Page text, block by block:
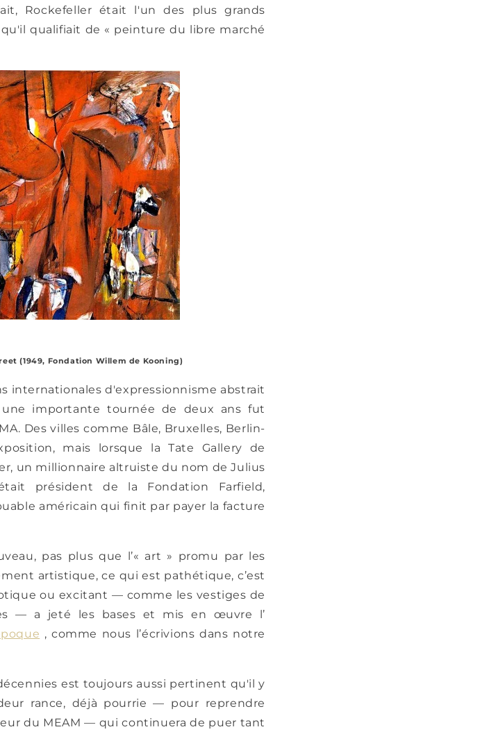
Rockefeller était l'un des plus grands
qualifiait de « peinture du libre marché
(1949, Fondation Willem de Kooning)
internationales d'expressionnisme abstrait
une importante tournée de deux ans fut
Des villes comme Bâle, Bruxelles, Berlin-
mais lorsque la Tate Gallery de
un millionnaire altruiste du nom de Julius
président de la Fondation Farfield,
américain qui finit par payer la facture
pas plus que l’« art » promu par les
artistique, ce qui est pathétique, c’est
ou excitant — comme les vestiges de
— a jeté les bases et mis en œuvre l’
, comme nous l’écrivions dans notre
est toujours aussi pertinent qu'il y
rance, déjà pourrie — pour reprendre
du MEAM — qui continuera de puer tant